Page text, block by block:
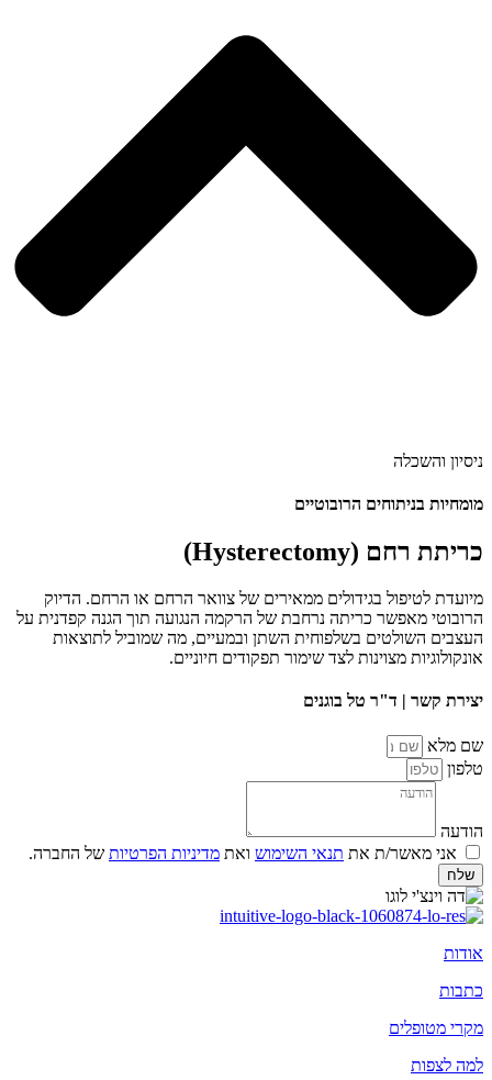
ניסיון והשכלה
מומחיות בניתוחים הרובוטיים
כריתת רחם (Hysterectomy)
מיועדת לטיפול בגידולים ממאירים של צוואר הרחם או הרחם. הדיוק
הרובוטי מאפשר כריתה נרחבת של הרקמה הנגועה תוך הגנה קפדנית על
העצבים השולטים בשלפוחית השתן ובמעיים, מה שמוביל לתוצאות
אונקולוגיות מצוינות לצד שימור תפקודים חיוניים.
יצירת קשר | ד"ר טל בוגנים
שם מלא
טלפון
הודעה
אני מאשר/ת את תנאי השימוש ואת מדיניות הפרטיות של החברה.
שלח
אודות
כתבות
מקרי מטופלים
למה לצפות